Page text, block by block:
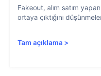
Fakeout, alım satım
ortaya çıktığını
Tam açıklama >